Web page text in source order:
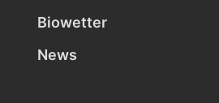
Biowetter
News